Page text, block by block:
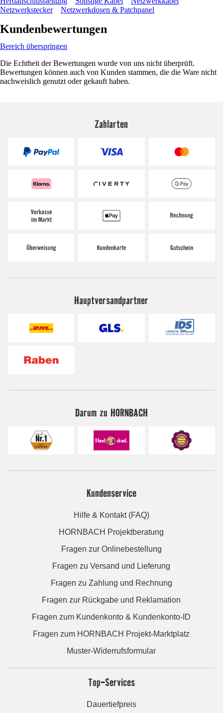
Netzwerkstecker
Netzwerkdosen & Patchpanel
Kundenbewertungen
Bereich überspringen
Die Echtheit der Bewertungen wurde von uns nicht überprüft.
Bewertungen können auch von Kunden stammen, die die Ware nicht
nachweislich genutzt oder gekauft haben.
Zahlarten
Hauptversandpartner
Darum zu HORNBACH
Kundenservice
Hilfe & Kontakt (FAQ)
HORNBACH Projektberatung
Fragen zur Onlinebestellung
Fragen zu Versand und Lieferung
Fragen zu Zahlung und Rechnung
Fragen zur Rückgabe und Reklamation
Fragen zum Kundenkonto & Kundenkonto-ID
Fragen zum HORNBACH Projekt-Marktplatz
Muster-Widerrufsformular
Top-Services
Dauertiefpreis